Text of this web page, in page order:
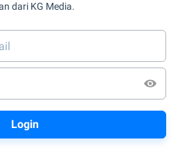
dari KG Media.